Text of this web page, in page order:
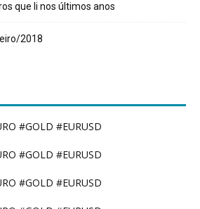
que li nos últimos anos
2018
#GOLD #EURUSD
#GOLD #EURUSD
#GOLD #EURUSD